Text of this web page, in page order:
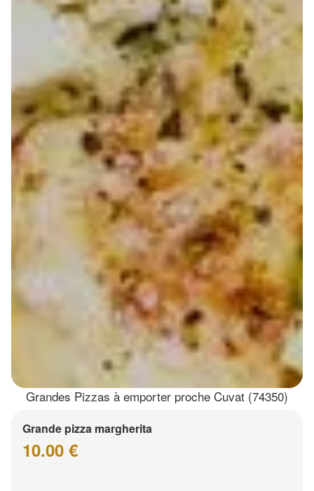
Grandes Pizzas à emporter proche Cuvat (74350)
Grande pizza margherita
10.00 €